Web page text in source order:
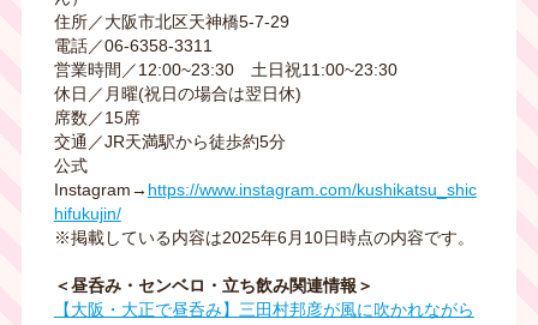
住所／大阪市北区天神橋5-7-29
電話／06-6358-3311
営業時間／12:00~23:30 土日祝11:00~23:30
休日／月曜(祝日の場合は翌日休)
席数／15席
交通／JR天満駅から徒歩約5分
公式
Instagram→ https://www.instagram.com/kushikatsu_shic
hifukujin/
※掲載している内容は2025年6月 10日時点の内容です。
＜昼呑み・センベロ・立ち飲み関連情報＞
【大阪・大正で昼呑み】三田村邦彦が風に吹かれながら